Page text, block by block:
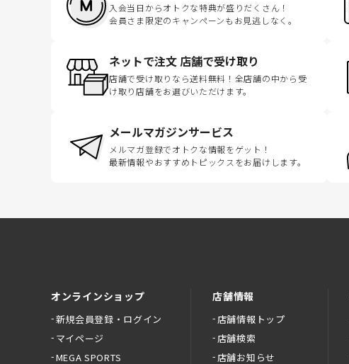
入会当日からオトクな特典が盛りだくさん！
会員さま限定のキャンペーンもお見逃しなく。
ネットで注文 店舗で受け取り
店舗で受け取りなら送料無料！全店舗の中から受
け取り店舗をお選びいただけます。
メールマガジンサービス
メルマガ登録でオトクな情報をゲット！
最新情報やおすすめトピックスをお届けします。
オンラインショップ
新規会員登録・ログイン
マイページ
MEGA SPORTS
店舗情報
店舗情報トップ
店舗検索
店舗お知らせ